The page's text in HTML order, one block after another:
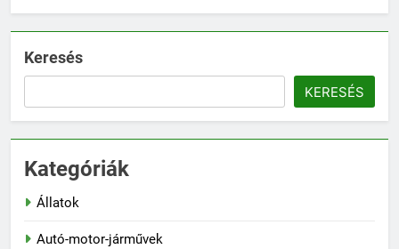
Keresés
KERESÉS
Kategóriák
Állatok
Autó-motor-járművek